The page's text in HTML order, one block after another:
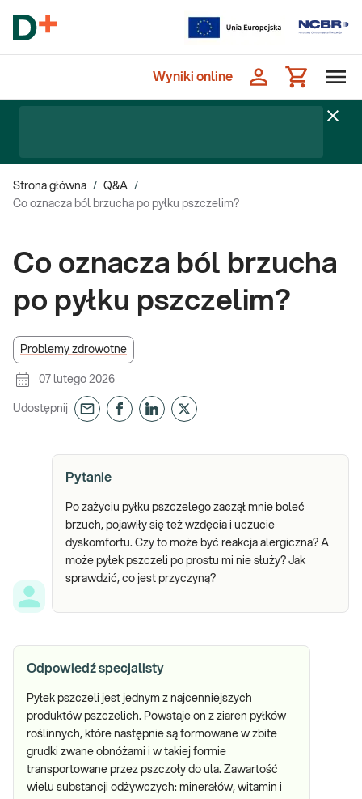
Wyniki online
Strona główna / Q&A /
Co oznacza ból brzucha po pyłku pszczelim?
Co oznacza ból brzucha
po pyłku pszczelim?
Problemy zdrowotne
07 lutego 2026
Udostępnij
Pytanie
Po zażyciu pyłku pszczelego zaczął mnie boleć
brzuch, pojawiły się też wzdęcia i uczucie
dyskomfortu. Czy to może być reakcja alergiczna? A
może pyłek pszczeli po prostu mi nie służy? Jak
sprawdzić, co jest przyczyną?
Odpowiedź specjalisty
Pyłek pszczeli jest jednym z najcenniejszych
produktów pszczelich. Powstaje on z ziaren pyłków
roślinnych, które następnie są formowane w zbite
grudki zwane obnóżami i w takiej formie
transportowane przez pszczoły do ula. Zawartość
wielu substancji odżywczych: minerałów, witamin i